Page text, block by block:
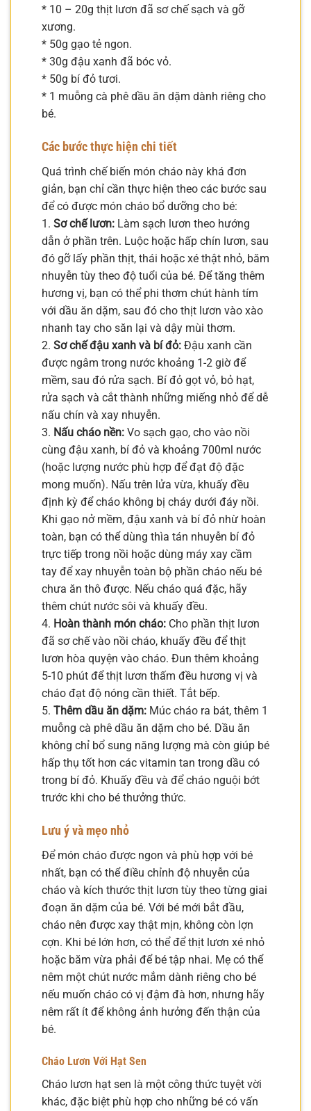
* 10 – 20g thịt lươn đã sơ chế sạch và gỡ
xương.
* 50g gạo tẻ ngon.
* 30g đậu xanh đã bóc vỏ.
* 50g bí đỏ tươi.
* 1 muỗng cà phê dầu ăn dặm dành riêng cho
bé.
Các bước thực hiện chi tiết
Quá trình chế biến món cháo này khá đơn
giản, bạn chỉ cần thực hiện theo các bước sau
để có được món cháo bổ dưỡng cho bé:
1. Sơ chế lươn: Làm sạch lươn theo hướng
dẫn ở phần trên. Luộc hoặc hấp chín lươn, sau
đó gỡ lấy phần thịt, thái hoặc xé thật nhỏ, băm
nhuyễn tùy theo độ tuổi của bé. Để tăng thêm
hương vị, bạn có thể phi thơm chút hành tím
với dầu ăn dặm, sau đó cho thịt lươn vào xào
nhanh tay cho săn lại và dậy mùi thơm.
2. Sơ chế đậu xanh và bí đỏ: Đậu xanh cần
được ngâm trong nước khoảng 1-2 giờ để
mềm, sau đó rửa sạch. Bí đỏ gọt vỏ, bỏ hạt,
rửa sạch và cắt thành những miếng nhỏ để dễ
nấu chín và xay nhuyễn.
3. Nấu cháo nền: Vo sạch gạo, cho vào nồi
cùng đậu xanh, bí đỏ và khoảng 700ml nước
(hoặc lượng nước phù hợp để đạt độ đặc
mong muốn). Nấu trên lửa vừa, khuấy đều
định kỳ để cháo không bị cháy dưới đáy nồi.
Khi gạo nở mềm, đậu xanh và bí đỏ nhừ hoàn
toàn, bạn có thể dùng thìa tán nhuyễn bí đỏ
trực tiếp trong nồi hoặc dùng máy xay cầm
tay để xay nhuyễn toàn bộ phần cháo nếu bé
chưa ăn thô được. Nếu cháo quá đặc, hãy
thêm chút nước sôi và khuấy đều.
4. Hoàn thành món cháo: Cho phần thịt lươn
đã sơ chế vào nồi cháo, khuấy đều để thịt
lươn hòa quyện vào cháo. Đun thêm khoảng
5-10 phút để thịt lươn thấm đều hương vị và
cháo đạt độ nóng cần thiết. Tắt bếp.
5. Thêm dầu ăn dặm: Múc cháo ra bát, thêm 1
muỗng cà phê dầu ăn dặm cho bé. Dầu ăn
không chỉ bổ sung năng lượng mà còn giúp bé
hấp thụ tốt hơn các vitamin tan trong dầu có
trong bí đỏ. Khuấy đều và để cháo nguội bớt
trước khi cho bé thưởng thức.
Lưu ý và mẹo nhỏ
Để món cháo được ngon và phù hợp với bé
nhất, bạn có thể điều chỉnh độ nhuyễn của
cháo và kích thước thịt lươn tùy theo từng giai
đoạn ăn dặm của bé. Với bé mới bắt đầu,
cháo nên được xay thật mịn, không còn lợn
cợn. Khi bé lớn hơn, có thể để thịt lươn xé nhỏ
hoặc băm vừa phải để bé tập nhai. Mẹ có thể
nêm một chút nước mắm dành riêng cho bé
nếu muốn cháo có vị đậm đà hơn, nhưng hãy
nêm rất ít để không ảnh hưởng đến thận của
bé.
Cháo Lươn Với Hạt Sen
Cháo lươn hạt sen là một công thức tuyệt vời
khác, đặc biệt phù hợp cho những bé có vấn